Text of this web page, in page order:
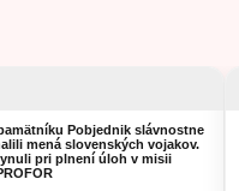
Pobjednik slávnostne
mená slovenských vojakov.
pri plnení úloh v misii